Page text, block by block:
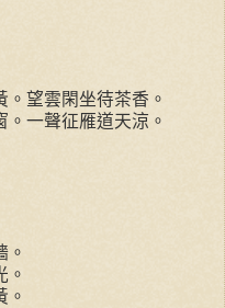
望雲閑坐待茶香。
一聲征雁道天涼。
。
。
。